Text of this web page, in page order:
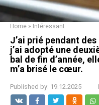
Home » Intéressant
J’ai prié pendant
j’ai adopté une
bal de fin d’année,
m’a brisé le cœur.
Published by: 19.12.2025